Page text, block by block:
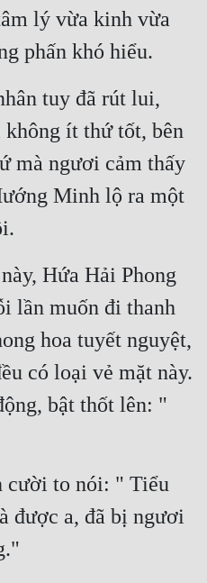
lý vừa kinh vừa
phấn khó hiểu.
tuy đã rút lui,
không ít thứ tốt, bên
mà ngươi cảm thấy
Minh lộ ra một
Hứa Hải Phong
lần muốn đi thanh
hoa tuyết nguyệt,
có loại vẻ mặt này.
bật thốt lên: "
cười to nói: " Tiểu
được a, đã bị ngươi